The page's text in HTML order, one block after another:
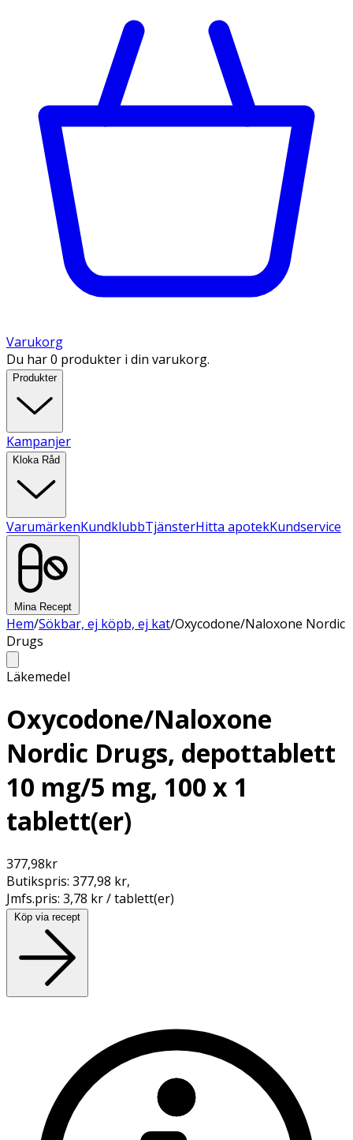
Varukorg
Du har 0 produkter i din varukorg.
Produkter
Kampanjer
Kloka Råd
VarumärkenKundklubbTjänsterHitta apotekKundservice
Mina Recept
Hem/Sökbar, ej köpb, ej kat/Oxycodone/Naloxone Nordic
Drugs
Läkemedel
Oxycodone/Naloxone
Nordic Drugs, depottablett
10 mg/5 mg, 100 x 1
tablett(er)
377,98kr
Butikspris: 377,98 kr,
Jmfs.pris: 3,78 kr / tablett(er)
Köp via recept